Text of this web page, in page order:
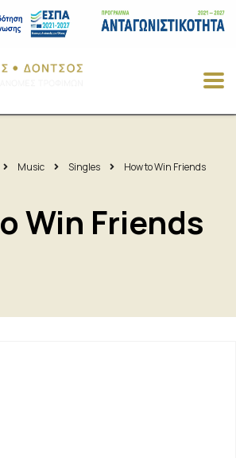
Music Singles How to Win Friends
Win Friends